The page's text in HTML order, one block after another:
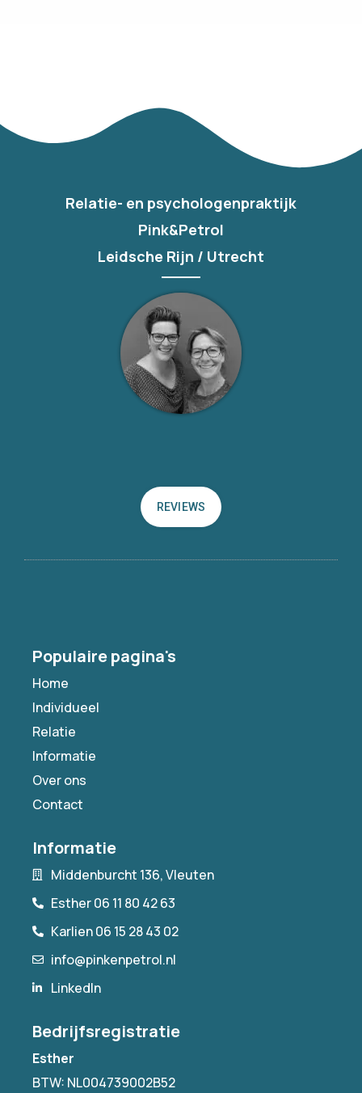
Relatie- en psychologenpraktijk
Pink&Petrol
Leidsche Rijn / Utrecht
REVIEWS
Populaire pagina's
Home
Individueel
Relatie
Informatie
Over ons
Contact
Informatie
Middenburcht 136, Vleuten
Esther 06 11 80 42 63
Karlien 06 15 28 43 02
info@pinkenpetrol.nl
LinkedIn
Bedrijfsregistratie
Esther
BTW: NL004739002B52